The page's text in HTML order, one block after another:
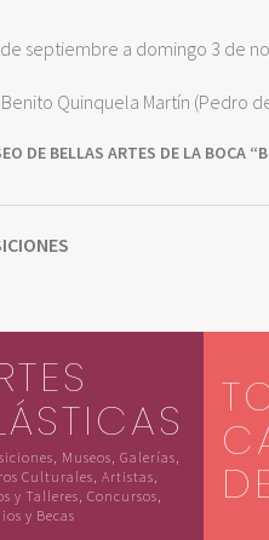
septiembre a domingo 3 de
Quinquela Martín (Pedro
DE BELLAS ARTES DE LA BOCA
Museos, Galerías,
Culturales, Artistas,
y Talleres, Concursos,
y Becas